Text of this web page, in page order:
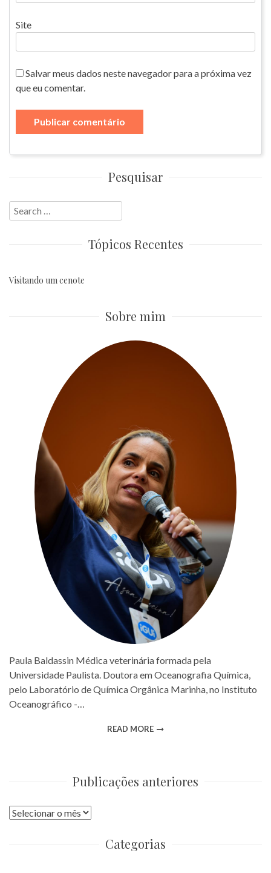
Site
Salvar meus dados neste navegador para a próxima vez
que eu comentar.
Pesquisar
Search
for:
Tópicos Recentes
Visitando um cenote
Sobre mim
Paula Baldassin Médica veterinária formada pela
Universidade Paulista. Doutora em Oceanografia Química,
pelo Laboratório de Química Orgânica Marinha, no Instituto
Oceanográfico -…
READ MORE
Publicações anteriores
Publicações
Categorias